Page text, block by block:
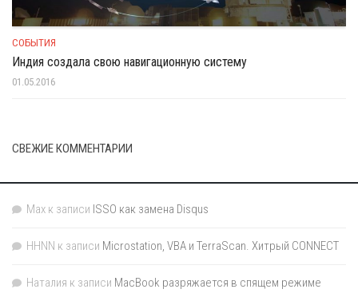
СОБЫТИЯ
Индия создала свою навигационную систему
01.05.2016
СВЕЖИЕ КОММЕНТАРИИ
Max к записи ISSO как замена Disqus
HHNN к записи Microstation, VBA и TerraScan. Хитрый CONNECT
Наталия к записи MacBook разряжается в спящем режиме